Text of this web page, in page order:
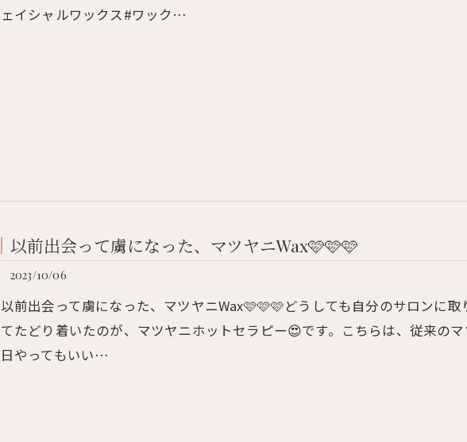
ェイシャルワックス#ワック…
以前出会って虜になった、マツヤニWax🩷🩷🩷
2023/10/06
以前出会って虜になった、マツヤニWax🩷🩷🩷どうしても自分のサロンに
てたどり着いたのが、マツヤニホットセラピー😍です。こちらは、従来の
日やってもいい…